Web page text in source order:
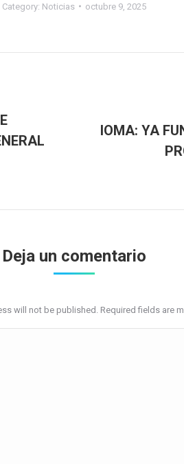
Category: Noticias octubre 9, 2025
Next
IOMA: YA
Deja un comentario
will not be published. Required fields are